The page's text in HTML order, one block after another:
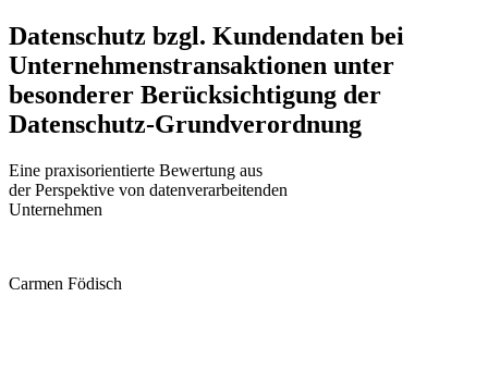
Datenschutz bzgl. Kundendaten bei
Unternehmenstransaktionen unter
besonderer Berücksichtigung der
Datenschutz-Grundverordnung
Eine praxisorientierte Bewertung aus
der Perspektive von datenverarbeitenden
Unternehmen
Carmen Födisch